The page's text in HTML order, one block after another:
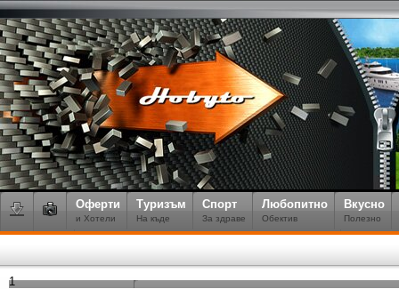
Оферти
и Хотели
Туризъм
На къде
Спорт
За здраве
Любопитно
Обектив
Вкусно
Полезно
1